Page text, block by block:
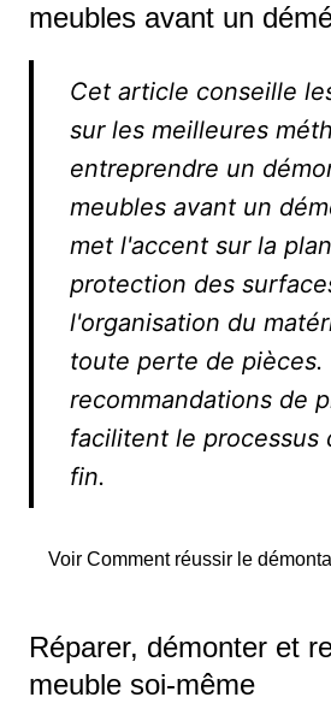
meubles avant un
Cet article conseille
sur les meilleures
entreprendre un
meubles avant un
met l'accent sur la
protection des
l'organisation du
toute perte de pièces.
recommandations de
facilitent le processus
fin.
Voir Comment réussir le
Réparer, démonter et
meuble soi-même